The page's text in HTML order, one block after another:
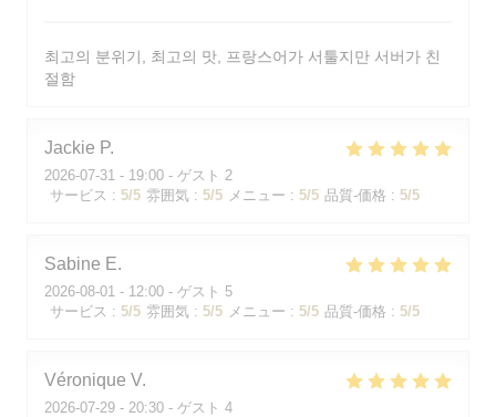
최고의 분위기, 최고의 맛, 프랑스어가 서툴지만 서버가 친
절함
Jackie P
2026-07-31 - 19:00 - ゲスト 2
サービス : 5/5 雰囲気 : 5/5 メニュー : 5/5 品質-価格 : 5/5
Sabine E
2026-08-01 - 12:00 - ゲスト 5
サービス : 5/5 雰囲気 : 5/5 メニュー : 5/5 品質-価格 : 5/5
Véronique V
2026-07-29 - 20:30 - ゲスト 4